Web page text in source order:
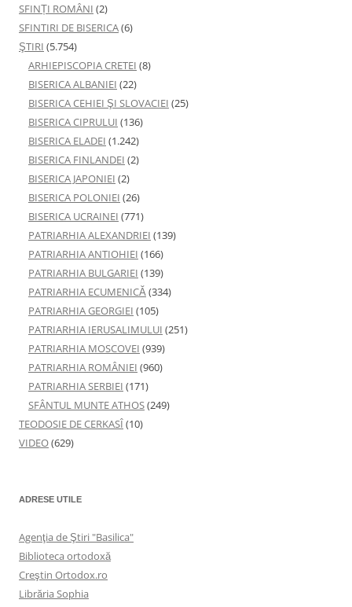
SFINȚI ROMÂNI (2)
SFINTIRI DE BISERICA(6)
ŞTIRI (5.754)
ARHIEPISCOPIA CRETEI (8)
BISERICA ALBANIEI (22)
BISERICA CEHIEI ŞI SLOVACIEI (25)
BISERICA CIPRULUI (136)
BISERICA ELADEI (1.242)
BISERICA FINLANDEI (2)
BISERICA JAPONIEI (2)
BISERICA POLONIEI (26)
BISERICA UCRAINEI (771)
PATRIARHIA ALEXANDRIEI (139)
PATRIARHIA ANTIOHIEI (166)
PATRIARHIA BULGARIEI (139)
PATRIARHIA ECUMENICĂ(334)
PATRIARHIA GEORGIEI (105)
PATRIARHIA IERUSALIMULUI (251)
PATRIARHIA MOSCOVEI (939)
PATRIARHIA ROMÂNIEI (960)
PATRIARHIA SERBIEI (171)
SFÂNTUL MUNTE ATHOS(249)
TEODOSIE DE CERKASÎ(10)
VIDEO(629)
ADRESE UTILE
Agenţia de Ştiri "Basilica"
Biblioteca ortodoxă
Creştin Ortodox.ro
Librăria Sophia